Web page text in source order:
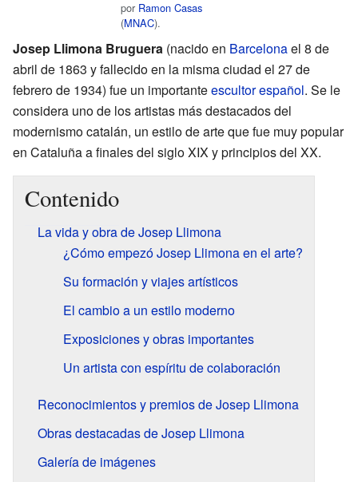
por Ramon Casas
(MNAC).
Josep Llimona Bruguera (nacido en Barcelonael 8 de
abril de 1863 y fallecido en la misma ciudad el 27 de
febrero de 1934) fue un importanteescultorespañol. Se le
considera uno de los artistas más destacados del
modernismo catalán, un estilo de arte que fue muy popular
en Cataluña a finales del siglo XIX y principios del XX.
Contenido
La vida y obra de Josep Llimona
¿Cómo empezó Josep Llimona en el arte?
Su formación y viajes artísticos
El cambio a un estilo moderno
Exposiciones y obras importantes
Un artista con espíritu de colaboración
Reconocimientos y premios de Josep Llimona
Obras destacadas de Josep Llimona
Galería de imágenes